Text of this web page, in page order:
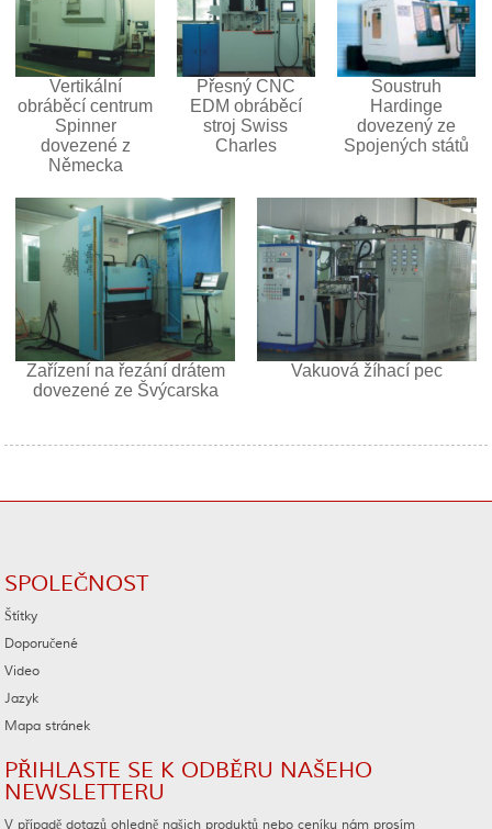
Vertikální
obráběcí centrum
Spinner
dovezené z
Německa
Přesný CNC
EDM obráběcí
stroj Swiss
Charles
Soustruh
Hardinge
dovezený ze
Spojených států
Zařízení na řezání drátem
dovezené ze Švýcarska
Vakuová žíhací pec
SPOLEČNOST
Štítky
Doporučené
Video
Jazyk
Mapa stránek
PŘIHLASTE SE K ODBĚRU NAŠEHO
NEWSLETTERU
V případě dotazů ohledně našich produktů nebo ceníku nám prosím